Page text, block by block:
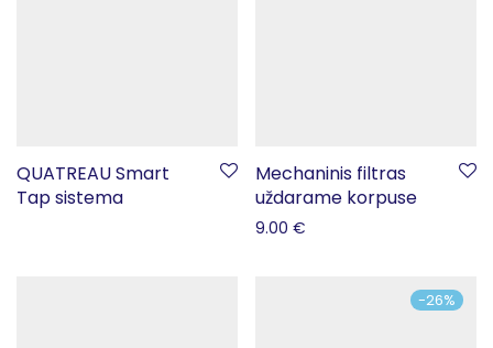
QUATREAU Smart
Tap sistema
Mechaninis filtras
uždarame korpuse
9.00 €
-26%